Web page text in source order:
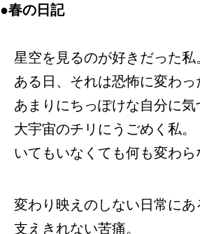
●春の日記
星空を見るのが好きだった私
ある日、それは恐怖に変わっ
あまりにちっぽけな自分に気
大宇宙のチリにうごめく私。
いてもいなくても何も変わら
変わり映えのしない日常にあ
支えきれない苦痛。